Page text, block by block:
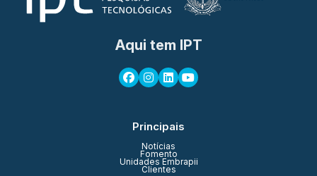
Aqui tem IPT
Principais
Notícias
Fomento
Unidades Embrapii
Clientes